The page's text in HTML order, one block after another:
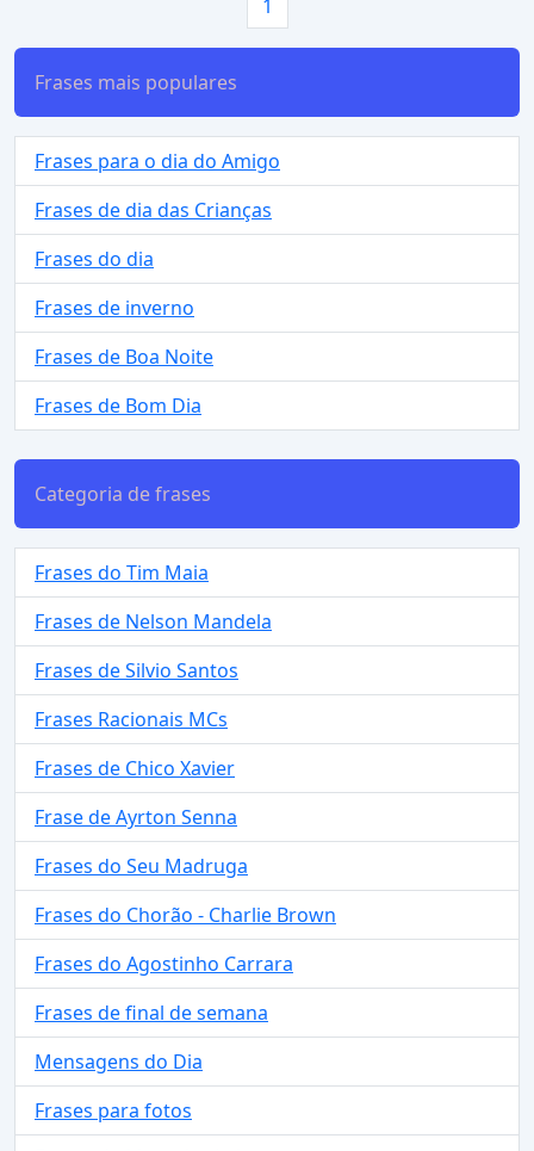
1
Frases mais populares
Frases para o dia do Amigo
Frases de dia das Crianças
Frases do dia
Frases de inverno
Frases de Boa Noite
Frases de Bom Dia
Categoria de frases
Frases do Tim Maia
Frases de Nelson Mandela
Frases de Silvio Santos
Frases Racionais MCs
Frases de Chico Xavier
Frase de Ayrton Senna
Frases do Seu Madruga
Frases do Chorão - Charlie Brown
Frases do Agostinho Carrara
Frases de final de semana
Mensagens do Dia
Frases para fotos